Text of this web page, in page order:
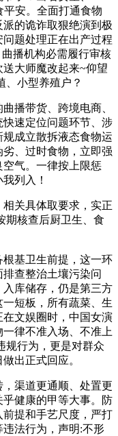
安。全面打通食物
的诡诈取狠绝演到极
题处理正在出产过程
播机构必需履行审核
大师魔改起来~仰望
、小型养殖户？
播带货、跨境电商、
速定位问题环节、涉
成立散拆液态食物运
、过时食物，立即强
气。一律按上限惩
列入！
关具体取要求，实正
期核查后厨卫生、食
基卫生前提，这一环
查整治土壤污染问
库储存，仍是第三方
短板，所有蔬菜、生
文娱圈时，中国女演
律不准入场、不准上
规行为，更是对群众
出正式回应。
渠道更通顺、处置更
健康的甲等大事。防
提和手艺尺度，严打
法行为，声明:不形